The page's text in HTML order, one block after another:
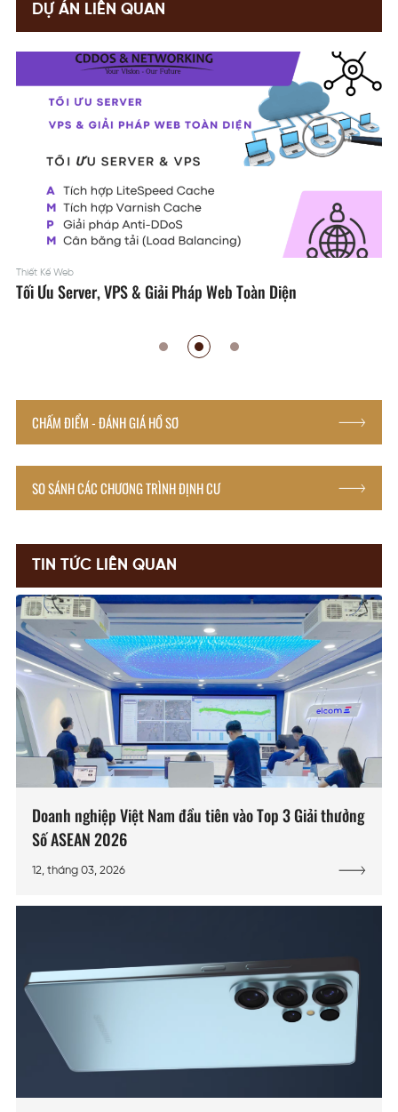
DỰ ÁN LIÊN QUAN
VPS Việt Nam
Thiết Kế Hệ Thống Mạng Doanh Nghiệp Cho Quán Net
CHẤM ĐIỂM - ĐÁNH GIÁ HỒ SƠ
SO SÁNH CÁC CHƯƠNG TRÌNH ĐỊNH CƯ
TIN TỨC LIÊN QUAN
Doanh nghiệp Việt Nam đầu tiên vào Top 3 Giải thưởng
Số ASEAN 2026
12, tháng 03, 2026